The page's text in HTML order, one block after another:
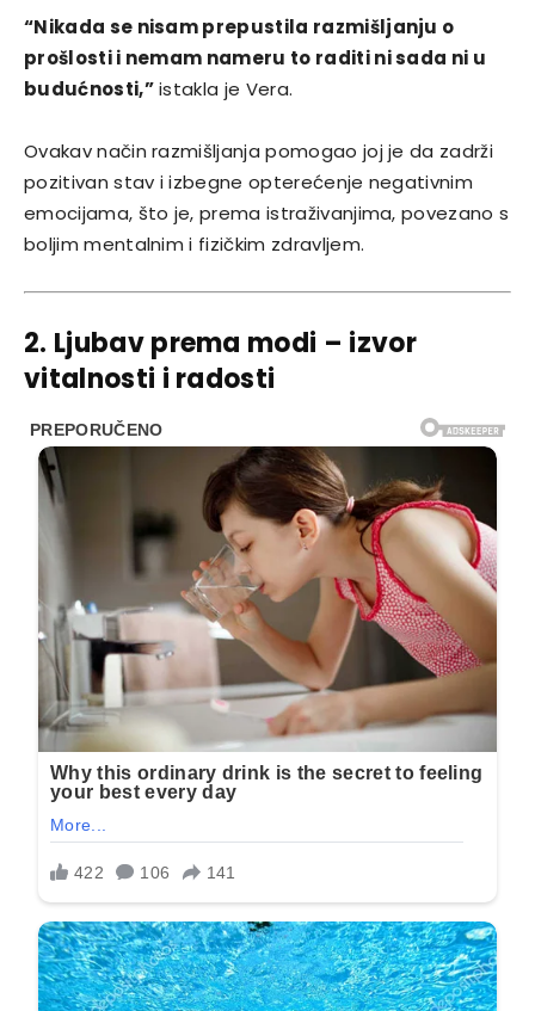
“Nikada se nisam prepustila razmišljanju o
prošlosti i nemam nameru to raditi ni sada ni u
budućnosti,”istakla je Vera.
Ovakav način razmišljanja pomogao joj je da zadrži
pozitivan stav i izbegne opterećenje negativnim
emocijama, što je, prema istraživanjima, povezano s
boljim mentalnim i fizičkim zdravljem.
2. Ljubav prema modi – izvor
vitalnosti i radosti